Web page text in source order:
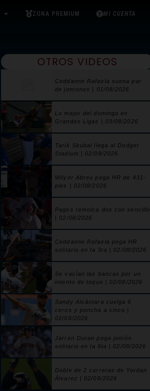
ZONA PREMIUM MI CUENTA
OTROS VIDEOS
Ceddanne Rafaela suena par
de jonrones | 01/08/2026
Lo mejor del domingo en
Grandes Ligas | 03/08/2026
Tarik Skubal llega al Dodger
Stadium | 02/08/2026
Wilyer Abreu pega HR de 431-
pies | 02/08/2026
Pages remolca dos con sencillo
| 02/08/2026
Ceddanne Rafaela pega HR
solitario en la 3ra | 02/08/2026
Se vacían las bancas por un
intento de toque | 02/08/2026
Sandy Alcántara cuelga 6
ceros y poncha a cinco |
02/08/2026
Jarren Duran pega jonrón
solitario en la 6ta | 02/08/2026
Doble de 2 carreras de Yordan
Álvarez | 02/08/2026